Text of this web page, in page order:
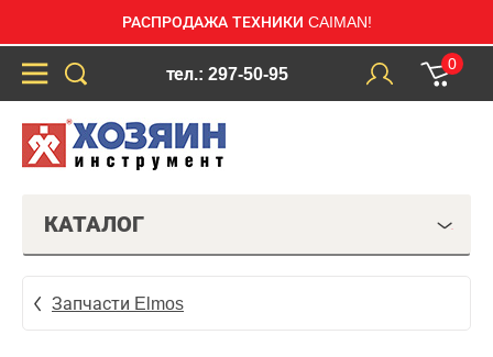
РАСПРОДАЖА ТЕХНИКИ CAIMAN!
тел.: 297-50-95
0
КАТАЛОГ
Запчасти Elmos